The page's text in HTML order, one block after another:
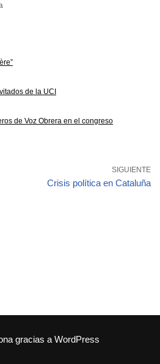
de la UCI
de Voz Obrera en el congreso
SIGUIENTE
Crisis política en Cataluña
gracias a WordPress